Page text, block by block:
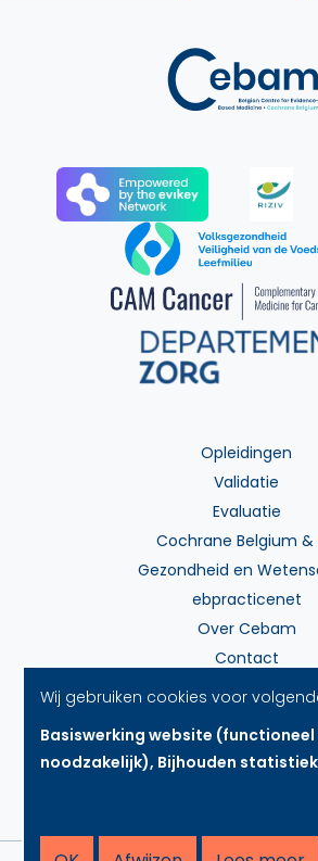
Opleidingen
Validatie
Evaluatie
Cochrane Belgium &
Gezondheid en
ebpracticenet
Over Cebam
Contact
Wij gebruiken cookies voor
Basiswerking website
noodzakelijk), Bijhouden